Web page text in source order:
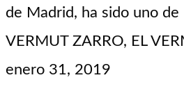
de Madrid, ha sido uno
VERMUT ZARRO, EL
enero 31, 2019